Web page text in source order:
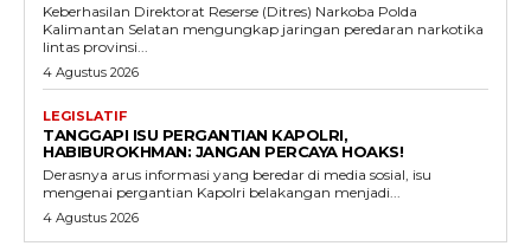
Keberhasilan Direktorat Reserse (Ditres) Narkoba Polda
Kalimantan Selatan mengungkap jaringan peredaran narkotika
lintas provinsi...
4 Agustus 2026
LEGISLATIF
TANGGAPI ISU PERGANTIAN KAPOLRI,
HABIBUROKHMAN: JANGAN PERCAYA HOAKS!
Derasnya arus informasi yang beredar di media sosial, isu
mengenai pergantian Kapolri belakangan menjadi...
4 Agustus 2026